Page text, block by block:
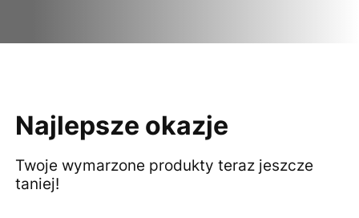
Najlepsze okazje
Twoje wymarzone produkty teraz jeszcze
taniej!